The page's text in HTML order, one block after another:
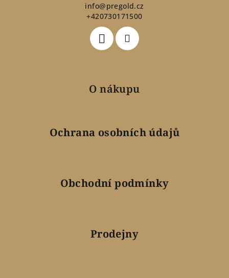
info@pregold.cz
+420730171500
O nákupu
Ochrana osobních údajů
Obchodní podmínky
Prodejny